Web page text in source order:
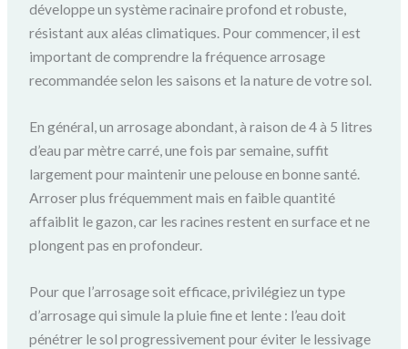
développe un système racinaire profond et robuste,
résistant aux aléas climatiques. Pour commencer, il est
important de comprendre la fréquence arrosage
recommandée selon les saisons et la nature de votre sol.
En général, un arrosage abondant, à raison de 4 à 5 litres
d’eau par mètre carré, une fois par semaine, suffit
largement pour maintenir une pelouse en bonne santé.
Arroser plus fréquemment mais en faible quantité
affaiblit le gazon, car les racines restent en surface et ne
plongent pas en profondeur.
Pour que l’arrosage soit efficace, privilégiez un type
d’arrosage qui simule la pluie fine et lente : l’eau doit
pénétrer le sol progressivement pour éviter le lessivage